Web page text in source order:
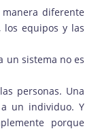
diferente
los equipos y las
un sistema no es
personas. Una
un individuo. Y
porque